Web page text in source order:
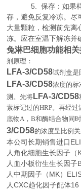
5. 保存：如果样品
存，避免反复冷冻。尽
大量颗粒，检测前先离
冻。应在室温下解冻并
兔淋巴细胞功能相
剂原理 ：
LFA-3/CD58试剂盒是
LFA-3/CD58浓度的标
测。先将 LFA-3/CD58
素标记过的HRP。再经过
底物A ，B和酶结合物同
3/CD58的浓度呈比例
本公司长期销售进口
人角化细胞生长因子（
人血小板衍生生长因子
人中期因子（MK）
人CXC趋化因子配体